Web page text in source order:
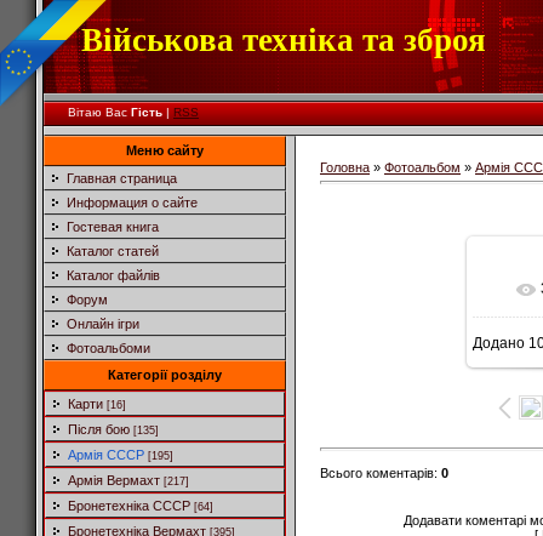
Військова техніка та зброя
Вітаю Вас Гість|RSS
Меню сайту
Главная страница
Информация о сайте
Гостевая книга
Каталог статей
Каталог файлів
Форум
Онлайн ігри
Фотоальбоми
Категорії розділу
Карти [16]
Після бою [135]
Армія СССР [195]
Армія Вермахт [217]
Бронетехніка СССР [64]
Бронетехніка Вермахт [395]
Головна » Фотоальбом » Армія
Додано
Всього коментарів: 0
Додавати коментарі